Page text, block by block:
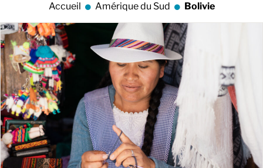
Accueil
Amérique du Sud Bolivie